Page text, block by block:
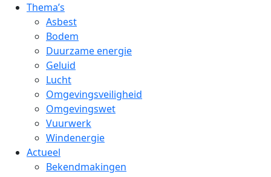
Thema’s
Asbest
Bodem
Duurzame energie
Geluid
Lucht
Omgevingsveiligheid
Omgevingswet
Vuurwerk
Windenergie
Actueel
Bekendmakingen